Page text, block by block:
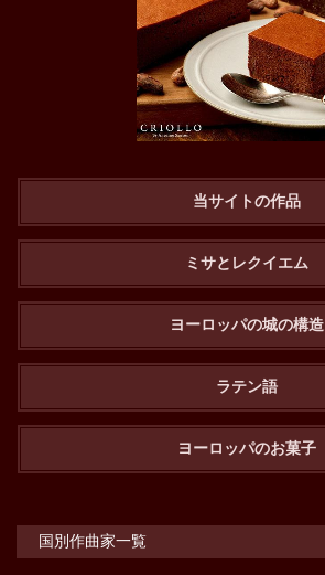
当サイトの作品
ミサとレクイエム
ヨーロッパの城の構造
ラテン語
ヨーロッパのお菓子
国別作曲家一覧